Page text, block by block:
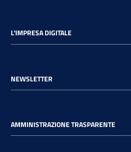
L'IMPRESA DIGITALE
NEWSLETTER
AMMINISTRAZIONE TRASPARENTE